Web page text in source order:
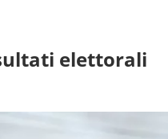
elettorali